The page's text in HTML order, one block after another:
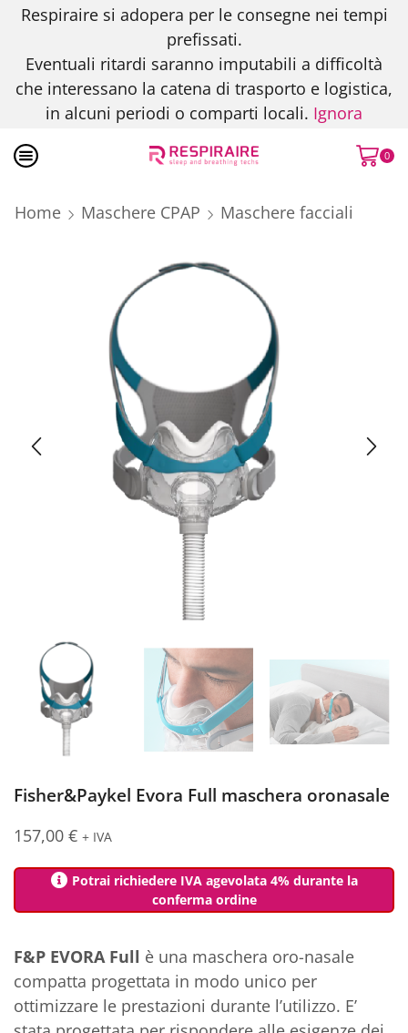
Respiraire si adopera per le consegne nei tempi
prefissati.
Eventuali ritardi saranno imputabili a difficoltà
che interessano la catena di trasporto e logistica,
in alcuni periodi o comparti locali. Ignora
0
Home Maschere CPAP Maschere facciali
Fisher&Paykel Evora Full maschera oronasale
157,00 € + IVA
Potrai richiedere IVA agevolata 4% durante la
conferma ordine
F&P EVORA Full è una maschera oro-nasale
compatta progettata in modo unico per
ottimizzare le prestazioni durante l’utilizzo. E’